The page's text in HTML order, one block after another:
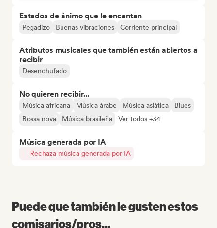
Estados de ánimo que le encantan
Pegadizo Buenas vibraciones Corriente principal
Atributos musicales que también están abiertos a
recibir
Desenchufado
No quieren recibir...
Música africana Música árabe Música asiática
Blues
Bossa nova
Música brasileña Ver todos +34
Música generada por IA
Rechaza música generada por IA
Puede que también le gusten estos
comisarios/pros...